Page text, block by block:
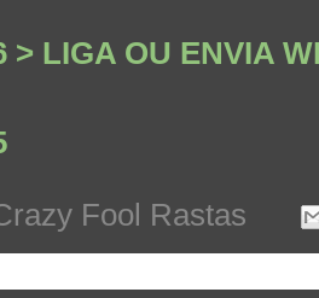
> LIGA OU ENVIA
Fool Rastas